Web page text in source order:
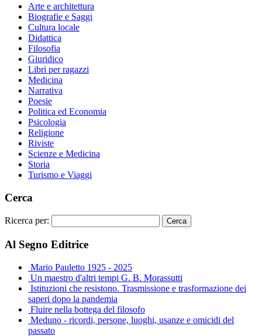
Arte e architettura
Biografie e Saggi
Cultura locale
Didattica
Filosofia
Giuridico
Libri per ragazzi
Medicina
Narrativa
Poesie
Politica ed Economia
Psicologia
Religione
Riviste
Scienze e Medicina
Storia
Turismo e Viaggi
Cerca
Ricerca per:
Al Segno Editrice
Mario Pauletto 1925 - 2025
Un maestro d'altri tempi G. B. Morassutti
Istituzioni che resistono. Trasmissione e trasformazione dei
saperi dopo la pandemia
Fluire nella bottega del filosofo
Meduno - ricordi, persone, luoghi, usanze e omicidi del
passato